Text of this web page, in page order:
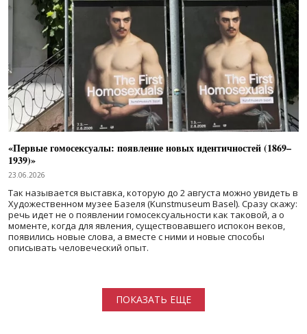
«Первые гомосексуалы: появление новых идентичностей (1869–
1939)»
23.06.2026
Так называется выставка, которую до 2 августа можно увидеть в
Художественном музее Базеля (Kunstmuseum Basel). Сразу скажу:
речь идет не о появлении гомосексуальности как таковой, а о
моменте, когда для явления, существовавшего испокон веков,
появились новые слова, а вместе с ними и новые способы
описывать человеческий опыт.
ПОКАЗАТЬ ЕЩЕ